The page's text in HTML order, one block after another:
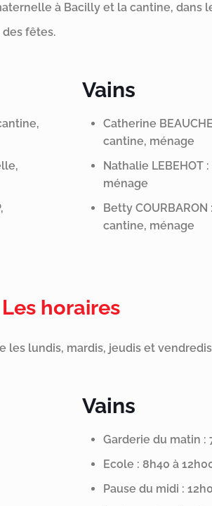
à Bacilly et la cantine, dans
fêtes.
Vains
Catherine
cantine, ménage
Nathalie LEBEHOT
ménage
Betty
cantine, ménage
Les horaires
les lundis, mardis, jeudis et
Vains
Garderie du matin :
Ecole : 8h40 à
Pause du midi :